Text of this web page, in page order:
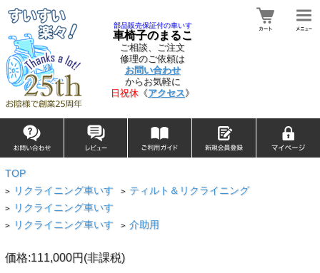
部品販売保証付の車いす
車椅子のまるこ
ご相談、ご注文
修理のご依頼は
お問い合わせ
からお気軽に
日祝休 《アクセス》
TOP
> リクライニング車いす > ティルト＆リクライニング
> リクライニング車いす
> リクライニング車いす > 介助用
価格:111,000円(非課税)